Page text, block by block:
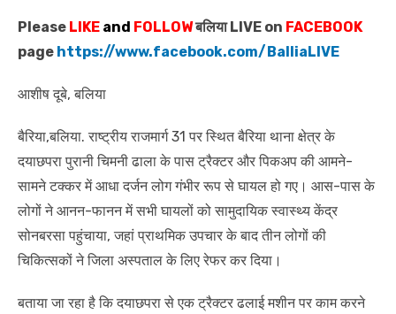
Please LIKE and FOLLOWबलिया LIVE on FACEBOOK
page https://www.facebook.com/BalliaLIVE
आशीष दूबे, बलिया
बैरिया,बलिया. राष्ट्रीय राजमार्ग 31 पर स्थित बैरिया थाना क्षेत्र के
दयाछपरा पुरानी चिमनी ढाला के पास ट्रैक्टर और पिकअप की आमने-
सामने टक्कर में आधा दर्जन लोग गंभीर रूप से घायल हो गए। आस-पास के
लोगों ने आनन-फानन में सभी घायलों को सामुदायिक स्वास्थ्य केंद्र
सोनबरसा पहुंचाया, जहां प्राथमिक उपचार के बाद तीन लोगों की
चिकित्सकों ने जिला अस्पताल के लिए रेफर कर दिया।
बताया जा रहा है कि दयाछपरा से एक ट्रैक्टर ढलाई मशीन पर काम करने